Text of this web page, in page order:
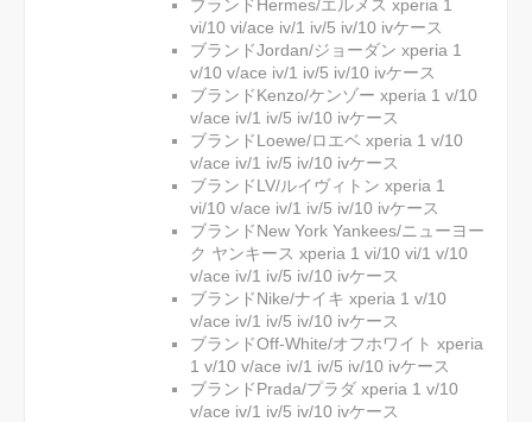
ブランドHermes/エルメス xperia 1
vi/10 vi/ace iv/1 iv/5 iv/10 ivケース
ブランドJordan/ジョーダン xperia 1
v/10 v/ace iv/1 iv/5 iv/10 ivケース
ブランドKenzo/ケンゾー xperia 1 v/10
v/ace iv/1 iv/5 iv/10 ivケース
ブランドLoewe/ロエベ xperia 1 v/10
v/ace iv/1 iv/5 iv/10 ivケース
ブランドLV/ルイヴィトン xperia 1
vi/10 v/ace iv/1 iv/5 iv/10 ivケース
ブランドNew York Yankees/ニューヨー
ク ヤンキース xperia 1 vi/10 vi/1 v/10
v/ace iv/1 iv/5 iv/10 ivケース
ブランドNike/ナイキ xperia 1 v/10
v/ace iv/1 iv/5 iv/10 ivケース
ブランドOff-White/オフホワイト xperia
1 v/10 v/ace iv/1 iv/5 iv/10 ivケース
ブランドPrada/プラダ xperia 1 v/10
v/ace iv/1 iv/5 iv/10 ivケース